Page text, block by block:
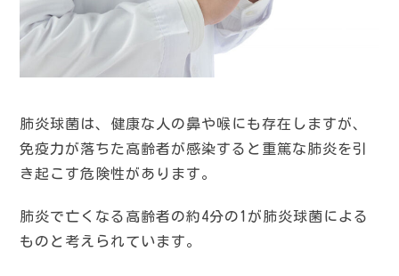
肺炎球菌は、健康な人の鼻や喉にも存在しますが、
免疫力が落ちた高齢者が感染すると重篤な肺炎を引
き起こす危険性があります。
肺炎で亡くなる高齢者の約4分の1が肺炎球菌による
ものと考えられています。